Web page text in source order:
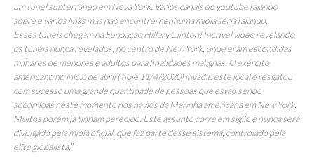
um túnel subterrâneo em Nova York. Vários canais do youtube falando
sobre e vários links mas não encontrei nenhuma mídia séria falando.
Esses túneis chegam na Fundação Hillary Clinton!Incrível vídeo revelando
os túneis nunca revelados, no centro de New York, onde eram escondidas
milhares de menores e adultos para finalidades malignas. O exército
americano no início de abril ( hoje 11/4/2020) invadiu este local e resgatou
com sucesso uma grande quantidade de pessoas que estão sendo
socorridas neste momento nos navios da Marinha americana em New York.
Muitos porém já tinham perecido. Este assunto corre em sigilo e nunca será
divulgado pela mídia oficial, que faz parte desse sistema, controlado pela
elite globalista.”